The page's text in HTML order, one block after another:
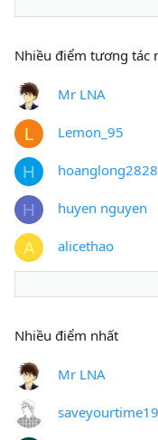
Nhiều điểm tương tác
Mr LNA
L Lemon_95
H
H huyen nguyen
A alicethao
Nhiều điểm nhất
Mr LNA